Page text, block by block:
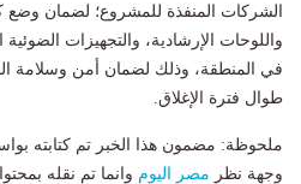
الشركات المنفذة للمشروع؛ لضمان وضع
واللوحات الإرشادية، والتجهيزات
في المنطقة، وذلك لضمان أمن وسلامة
طوال فترة الإغلاق.
ملحوظة: مضمون هذا الخبر تم كتابته
وجهة نظر مصر اليوم وانما تم نقله